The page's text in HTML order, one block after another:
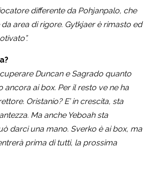
differente da Pohjanpalo, che
area di rigore. Gytkjaer è rimasto ed
Duncan e Sagrado quanto
ancora ai box. Per il resto ve ne ha
Oristanio? E’ in crescita, sta
Ma anche Yeboah sta
darci una mano. Sverko è ai box, ma
prima di tutti, la prossima